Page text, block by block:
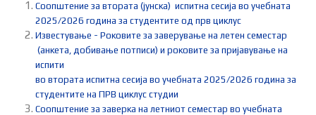
Соопштение за втората (јунска) испитна сесија во учебната
2025/2026 година за студентите од прв циклус
Известување - Роковите за заверување на летен семестар
(анкета, добивање потписи) и роковите за пријавување на
испити
во втората испитна сесија во учебната 2025/2026 година за
студентите на ПРВ циклус студии
Соопштение за заверка на летниот семестар во учебната